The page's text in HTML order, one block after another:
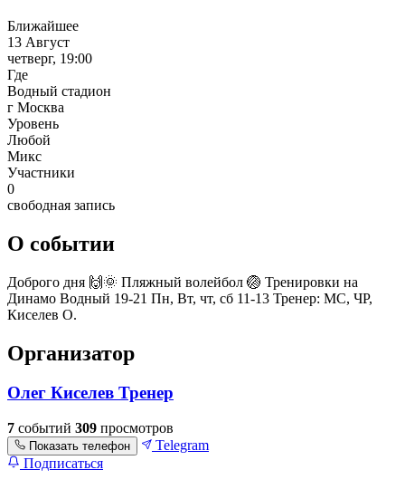
Ближайшее
13 Август
четверг, 19:00
Где
Водный стадион
г Москва
Уровень
Любой
Микс
Участники
0
свободная запись
О событии
Доброго дня 🙌🌞 Пляжный волейбол 🏐 Тренировки на
Динамо Водный 19-21 Пн, Вт, чт, сб 11-13 Тренер: МС, ЧР,
Киселев О.
Организатор
Олег Киселев Тренер
7 событий 309 просмотров
Показать телефон
Telegram
Подписаться